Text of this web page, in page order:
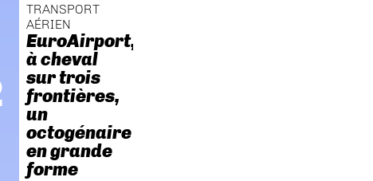
TRANSPORT
AÉRIEN
EuroAirport,
à cheval
sur trois
frontières,
un
octogénaire
en grande
forme